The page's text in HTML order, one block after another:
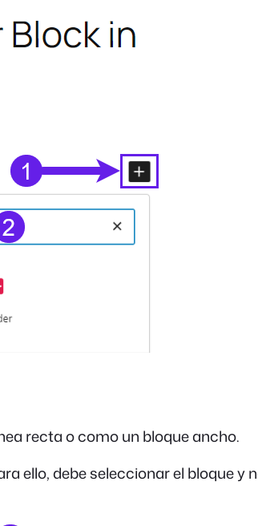
recta o como un bloque ancho.
ello, debe seleccionar el bloque y